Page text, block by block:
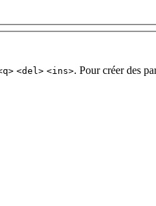
<del> <ins>. Pour créer des